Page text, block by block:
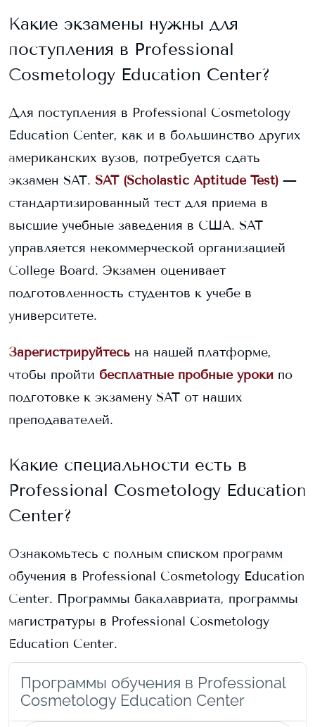
Какие экзамены нужны для
поступления в Professional
Cosmetology Education Center?
Для поступления в Professional Cosmetology
Education Center, как и в большинство других
американских вузов, потребуется сдать
экзамен SAT. SAT (Scholastic Aptitude Test) —
стандартизированный тест для приема в
высшие учебные заведения в США. SAT
управляется некоммерческой организацией
College Board. Экзамен оценивает
подготовленность студентов к учебе в
университете.
Зарегистрируйтесь на нашей платформе,
чтобы пройти бесплатные пробные уроки по
подготовке к экзамену SAT от наших
преподавателей.
Какие специальности есть в
Professional Cosmetology Education
Center?
Ознакомьтесь с полным списком программ
обучения в Professional Cosmetology Education
Center. Программы бакалавриата, программы
магистратуры в Professional Cosmetology
Education Center.
Программы обучения в Professional
Cosmetology Education Center